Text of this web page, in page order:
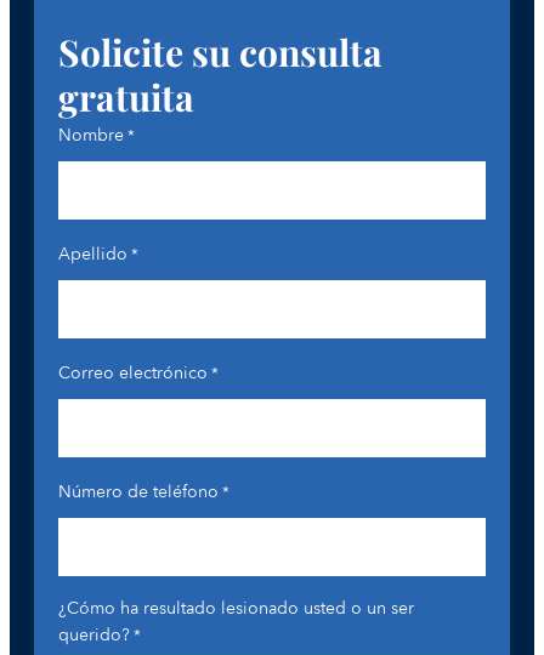
Solicite su consulta
gratuita
Nombre*
Apellido *
Correo electrónico *
Número de teléfono *
¿Cómo ha resultado lesionado usted o un ser
querido?*